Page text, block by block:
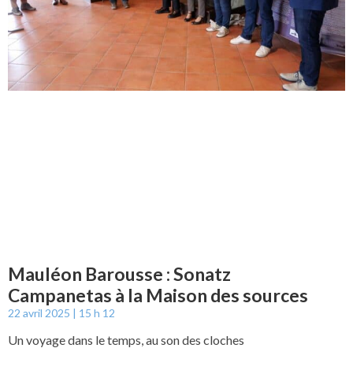
Mauléon Barousse : Sonatz
Campanetas à la Maison des sources
22 avril 2025 15 h 12
Un voyage dans le temps, au son des cloches